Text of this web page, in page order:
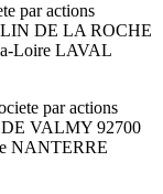
par actions
DE LA ROCHE
Loire LAVAL
par actions
VALMY 92700
NANTERRE